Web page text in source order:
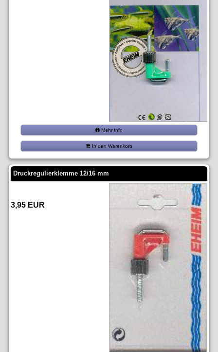
Mehr Info
In den Warenkorb
Druckregulierklemme 12/16 mm
3,95 EUR